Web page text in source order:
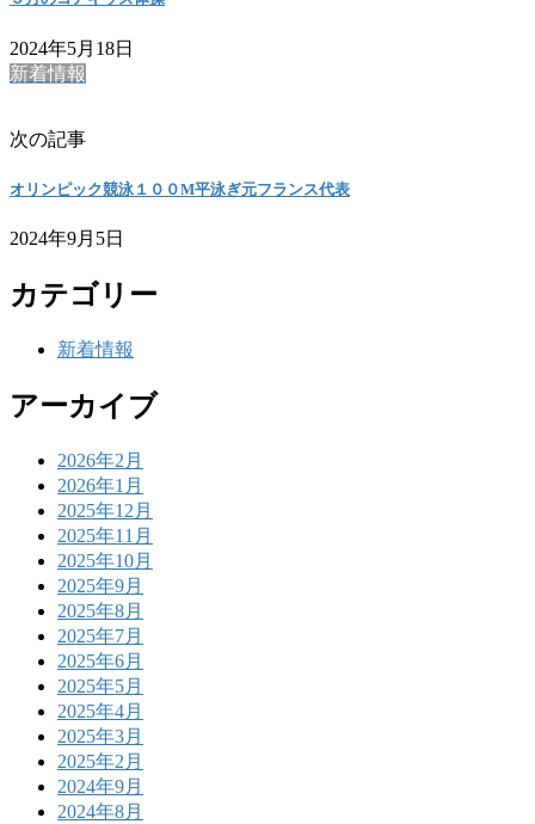
2024年5月18日
新着情報
次の記事
オリンピック競泳１００M平泳ぎ元フランス代表
2024年9月5日
カテゴリー
新着情報
アーカイブ
2026年2月
2026年1月
2025年12月
2025年11月
2025年10月
2025年9月
2025年8月
2025年7月
2025年6月
2025年5月
2025年4月
2025年3月
2025年2月
2024年9月
2024年8月